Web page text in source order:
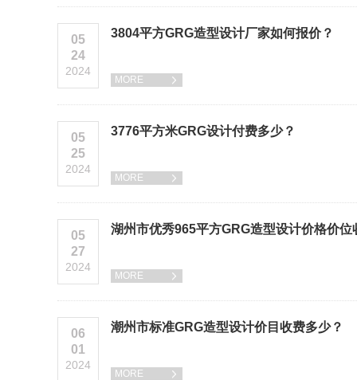
05
24
2024
3804平方GRG造型设计厂家如何报价？
MORE 
05
25
2024
3776平方米GRG设计付费多少？
MORE 
05
27
2024
湖州市优秀965平方GRG造型设计价格价位
MORE 
06
01
2024
潮州市标准GRG造型设计价目收费多少？
MORE 